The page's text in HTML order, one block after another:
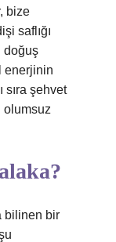
bize
saflığı
doğuş
enerjinin
sıra şehvet
olumsuz
bilinen bir